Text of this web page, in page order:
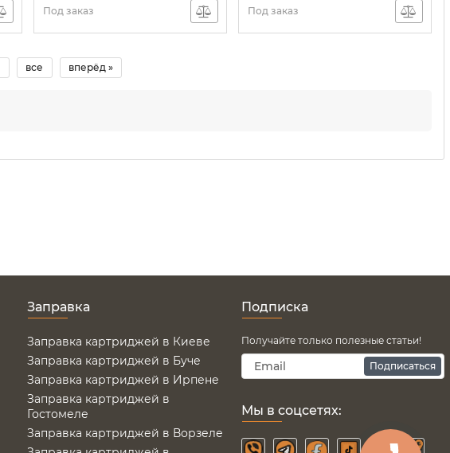
Под заказ Под заказ
все вперёд »
Заправка
Заправка картриджей в Киеве
Заправка картриджей в Буче
Заправка картриджей в Ирпене
Заправка картриджей в
Гостомеле
Заправка картриджей в Ворзеле
Подписка
Получайте только полезные статьи!
Подписаться
Мы в соцсетях: